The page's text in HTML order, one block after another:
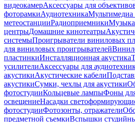
видеокамерАксессуары для
фоторамкиАудиотехникаМультимедиа
метеостанцииРадиоприемники
центрыДомашние кинотеатры
системыПроигрыватели виниловых
для виниловых проигрывателей
пластинкиИнсталляционная акустика
усилителиАксессуары для
акустикиАкустические кабели
акустикиСумки, чехлы для акустики
фотостудииКольцевые лампыФоны
освещениеНасадки
фотостудииФотозонты, отражатели
предметной съемкиВспышки